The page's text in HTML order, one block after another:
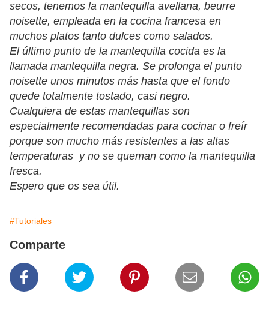
secos, tenemos la mantequilla avellana, beurre
noisette, empleada en la cocina francesa en
muchos platos tanto dulces como salados.
El último punto de la mantequilla cocida es la
llamada mantequilla negra. Se prolonga el punto
noisette unos minutos más hasta que el fondo
quede totalmente tostado, casi negro.
Cualquiera de estas mantequillas son
especialmente recomendadas para cocinar o freír
porque son mucho más resistentes a las altas
temperaturas y no se queman como la mantequilla
fresca.
Espero que os sea útil.
#Tutoriales
Comparte